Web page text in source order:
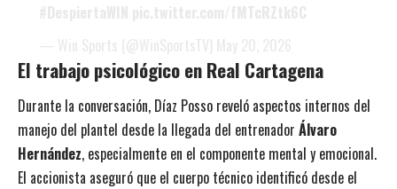
El trabajo psicológico en Real Cartagena
Durante la conversación, Díaz Posso reveló aspectos internos del
manejo del plantel desde la llegada del entrenador Álvaro
Hernández, especialmente en el componente mental y emocional.
El accionista aseguró que el cuerpo técnico identificó desde el